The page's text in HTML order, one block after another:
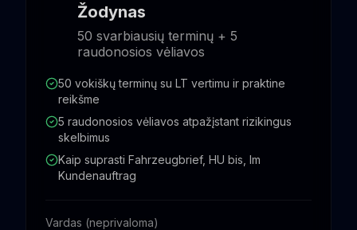
Žodynas
50 svarbiausių terminų + 5
raudonosios vėliavos
50 vokiškų terminų su LT vertimu ir praktine
reikšme
5 raudonosios vėliavos atpažįstant rizikingus
skelbimus
Kaip suprasti Fahrzeugbrief, HU bis, Im
Kundenauftrag
Vardas (neprivaloma)